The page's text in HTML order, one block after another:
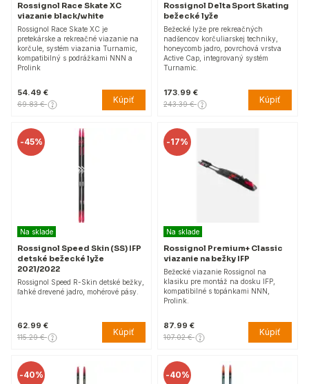
Rossignol Race Skate XC
viazanie black/white
Rossignol Race Skate XC je
pretekárske a rekreačné viazanie na
korčule, systém viazania Turnamic,
kompatibilný s podrážkami NNN a
Prolink
54.49 €
69.83 € Kúpiť
Rossignol Delta Sport Skating
bežecké lyže
Bežecké lyže pre rekreačných
nadšencov korčuliarskej techniky,
honeycomb jadro, povrchová vrstva
Active Cap, integrovaný systém
Turnamic.
173.99 €
243.39 € Kúpiť
-45%
Na sklade
Rossignol Speed Skin (SS) IFP
detské bežecké lyže
2021/2022
Rossignol Speed R-Skin detské bežky,
ľahké drevené jadro, mohérové pásy.
62.99 €
115.29 € Kúpiť
-17%
Na sklade
Rossignol Premium+ Classic
viazanie na bežky IFP
Bežecké viazanie Rossignol na
klasiku pre montáž na dosku IFP,
kompatibilné s topánkami NNN,
Prolink.
87.99 €
107.02 € Kúpiť
-40% -40%